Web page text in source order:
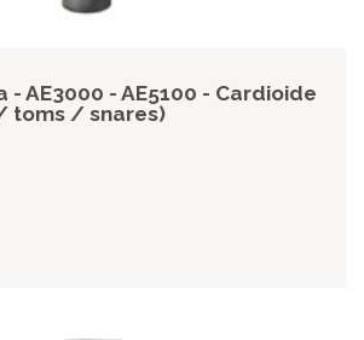
- AE3000 - AE5100 - Cardioide
toms / snares)